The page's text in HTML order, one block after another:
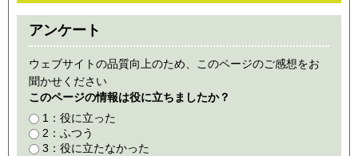
アンケート
ウェブサイトの品質向上のため、このページのご感想をお
聞かせください
このページの情報は役に立ちましたか？
1：役に立った
2：ふつう
3：役に立たなかった